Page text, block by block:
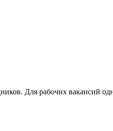
Для рабочих вакансий